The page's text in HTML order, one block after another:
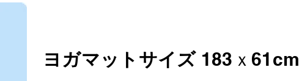
ヨガマットサイズ 183ｘ61cm